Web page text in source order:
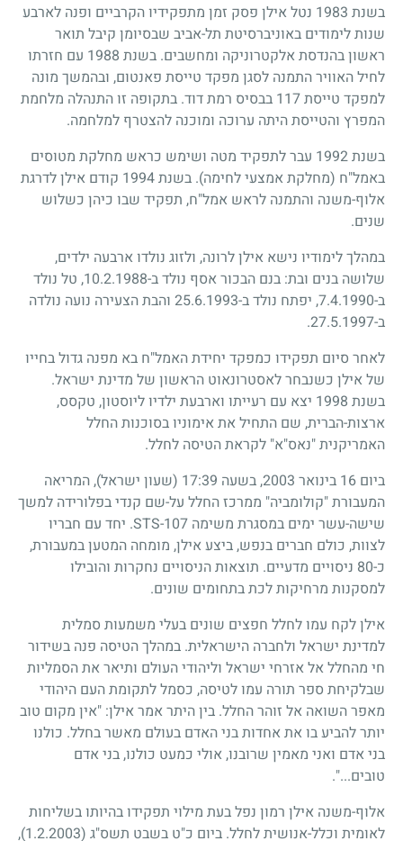
בשנת 1983 נטל אילן פסק זמן מתפקידיו הקרביים ופנה לארבע
שנות לימודים באוניברסיטת תל-אביב שבסיומן קיבל תואר
ראשון בהנדסת אלקטרוניקה ומחשבים. בשנת 1988 עם חזרתו
לחיל האוויר התמנה לסגן מפקד טייסת פאנטום, ובהמשך מונה
למפקד טייסת 117 בבסיס רמת דוד. בתקופה זו התנהלה מלחמת
המפרץ והטייסת היתה ערוכה ומוכנה להצטרף למלחמה.
בשנת 1992 עבר לתפקיד מטה ושימש כראש מחלקת מטוסים
באמל"ח (מחלקת אמצעי לחימה). בשנת 1994 קודם אילן לדרגת
אלוף-משנה והתמנה לראש אמל"ח, תפקיד שבו כיהן כשלוש
שנים.
במהלך לימודיו נישא אילן לרונה, ולזוג נולדו ארבעה ילדים,
שלושה בנים ובת: בנם הבכור אסף נולד ב-10.2.1988, טל נולד
ב-7.4.1990, יפתח נולד ב-25.6.1993 והבת הצעירה נועה נולדה
ב-27.5.1997.
לאחר סיום תפקידו כמפקד יחידת האמל"ח בא מפנה גדול בחייו
של אילן כשנבחר לאסטרונאוט הראשון של מדינת ישראל.
בשנת 1998 יצא עם רעייתו וארבעת ילדיו ליוסטון, טקסס,
ארצות-הברית, שם התחיל את אימוניו בסוכנות החלל
האמריקנית "נאס"א" לקראת הטיסה לחלל.
ביום 16 בינואר 2003, בשעה 17:39 (שעון ישראל), המריאה
המעבורת "קולומביה" ממרכז החלל על-שם קנדי בפלורידה למשך
שישה-עשר ימים במסגרת משימה 107-STS. יחד עם חבריו
לצוות, כולם חברים בנפש, ביצע אילן, מומחה המטען במעבורת,
כ-80 ניסויים מדעיים. תוצאות הניסויים נחקרות והובילו
למסקנות מרחיקות לכת בתחומים שונים.
אילן לקח עמו לחלל חפצים שונים בעלי משמעות סמלית
למדינת ישראל ולחברה הישראלית. במהלך הטיסה פנה בשידור
חי מהחלל אל אזרחי ישראל וליהודי העולם ותיאר את הסמליות
שבלקיחת ספר תורה עמו לטיסה, כסמל לתקומת העם היהודי
מאפר השואה אל זוהר החלל. בין היתר אמר אילן: "אין מקום טוב
יותר להביע בו את אחדות בני האדם בעולם מאשר בחלל. כולנו
בני אדם ואני מאמין שרובנו, אולי כמעט כולנו, בני אדם
טובים...".
אלוף-משנה אילן רמון נפל בעת מילוי תפקידו בהיותו בשליחות
לאומית וכלל-אנושית לחלל. ביום כ"ט בשבט תשס"ג (1.2.2003)
,